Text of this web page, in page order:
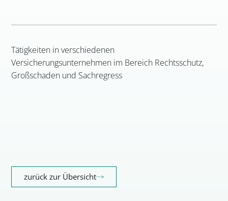
Tätigkeiten in verschiedenen
Versicherungsunternehmen im Bereich Rechtsschutz,
Großschaden und Sachregress
zurück zur Übersicht